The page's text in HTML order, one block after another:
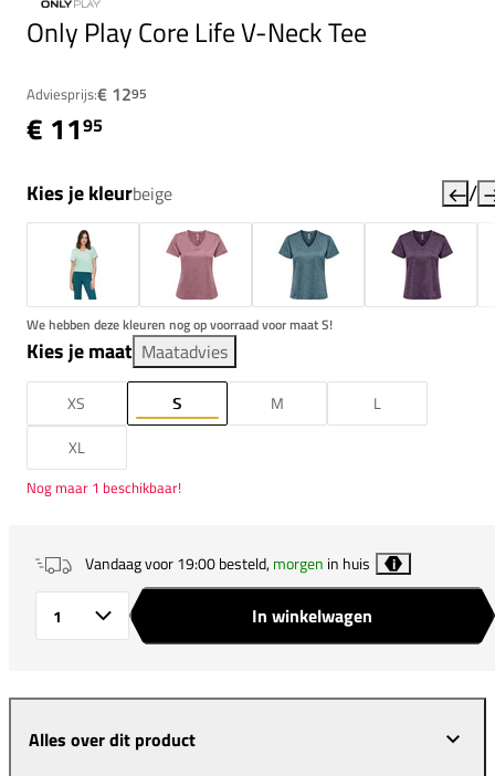
Only Play Core Life V-Neck Tee
Adviesprijs:€ 1295
€ 1195
Kies je kleurbeige /
We hebben deze kleuren nog op voorraad voor maat S!
Kies je maat Maatadvies
XS S M
L
XL
Nog maar 1 beschikbaar!
Vandaag voor 19:00 besteld,morgen in huis i
In winkelwagen
Alles over dit product